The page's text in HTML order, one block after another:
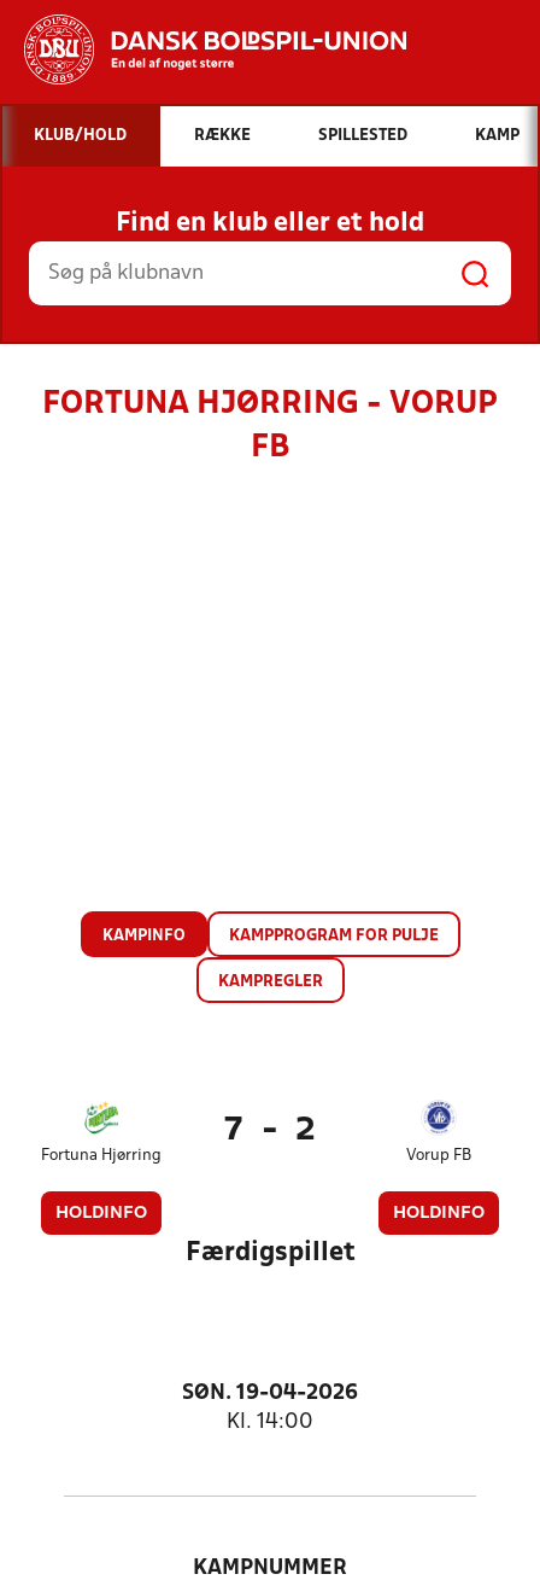
Hvad vil du søge efter?
INDHOLD OG NYHEDER
STILLINGER, RESULTATER, KLUBBER OG
HOLD
KLUB/HOLD RÆKKE SPILLESTED KAMP
Find en klub eller et hold
FORTUNA HJØRRING - VORUP
FB
KAMPINFO KAMPPROGRAM FOR PULJE
KAMPREGLER
Fortuna Hjørring
HOLDINFO
7 - 2
Vorup FB
HOLDINFO
Færdigspillet
SØN. 19-04-2026
Kl. 14:00
KAMPNUMMER